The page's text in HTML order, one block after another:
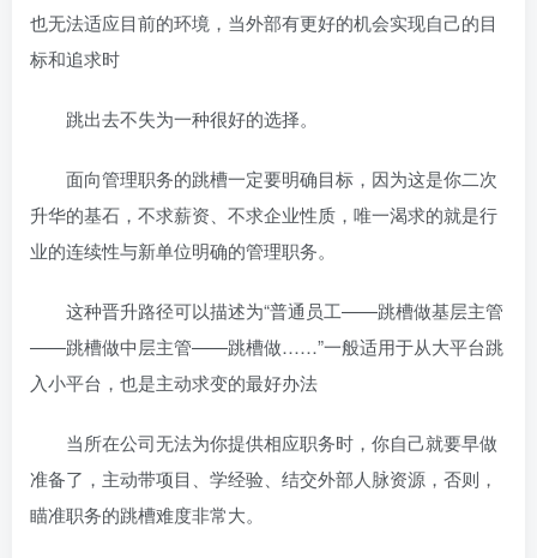
也无法适应目前的环境，当外部有更好的机会实现自己的目
标和追求时
跳出去不失为一种很好的选择。
面向管理职务的跳槽一定要明确目标，因为这是你二次
升华的基石，不求薪资、不求企业性质，唯一渴求的就是行
业的连续性与新单位明确的管理职务。
这种晋升路径可以描述为“普通员工——跳槽做基层主管
——跳槽做中层主管——跳槽做……”一般适用于从大平台跳
入小平台，也是主动求变的最好办法
当所在公司无法为你提供相应职务时，你自己就要早做
准备了，主动带项目、学经验、结交外部人脉资源，否则，
瞄准职务的跳槽难度非常大。